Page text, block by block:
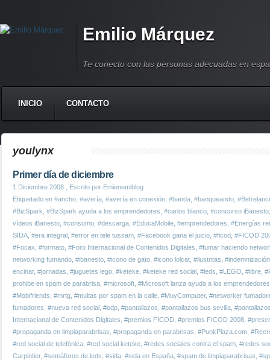
Emilio Márquez
Te conecto con las personas adecuadas en
INICIO CONTACTO
youlynx
Primer día de diciembre
1 Diciembre 2008 , Escrito por Emienemiblog
Etiquetado en #ancho #avería #avería en conexión #banda #banqueando
#BizSpark #BizSpark ayuda a los emprendedores #carlos blanco #concurso iBanesto
vídeos iBanesto #consumo #descarga #EducaMobile #emprendedores #Energías
SIDA #era integral #error en tele tussam #Facebook gana el juicio #ficod #FICOD
#Focax #formato #Foro Internacional de Contenidos Digitales #fumar haciendo
networking fumando #ibanesto #icono de gato #icono lolcat #ilustritas
encinar, #jornadas #juguetes lego #keteke #keteke red social #leds #LEGO #libre
prohibe en spam de parabrisa #microsoft #Microsoft lanza ayuda a los emprendedores
#Mobifriends #mrtg #multas por spam en la calle #MuyComputer, #networker
fumadores #nueva red social #odp #pantallazos #pantallazos bus sevilla
Internacional de Contenidos Digitales #premios FICOD #premios FICOD 2008
#propaganda en limpiaparabrisas #propaganda en parabrisas #PunkPlaza.com
#red social de telefónica #red social keteke #redes sociales contra el spam #redes
Carpintier, #semáforos de leds #sida #sida en España #spam de limpiaparabrisas